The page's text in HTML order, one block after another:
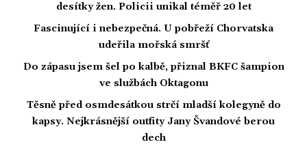
desítky žen. Policii unikal téměř 20 let
Fascinující i nebezpečná. U pobřeží Chorvatska
udeřila mořská smršť
Do zápasu jsem šel po kalbě, přiznal BKFC šampion
ve službách Oktagonu
Těsně před osmdesátkou strčí mladší kolegyně do
kapsy. Nejkrásnější outfity Jany Švandové berou
dech